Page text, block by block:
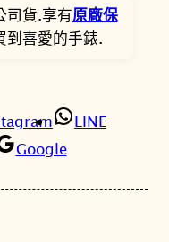
6
0
司貨.享有原廠保
到喜愛的手錶.
LINE
Google